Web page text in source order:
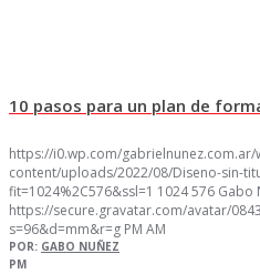
10 pasos para un plan de
https://i0.wp.com/gabrielnunez.com.ar/
content/uploads/2022/08/Diseno-sin-
fit=1024%2C576&ssl=1 1024576 Gabo
https://secure.gravatar.com/avatar/
s=96&d=mm&r=g PM AM
POR: GABO NUÑEZ
PM